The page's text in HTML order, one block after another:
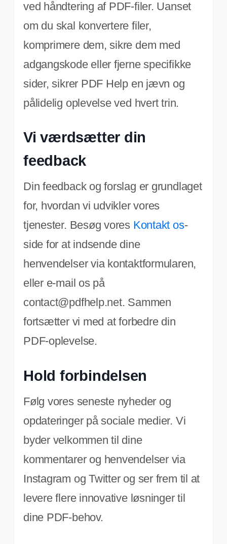
ved håndtering af PDF-filer. Uanset
om du skal konvertere filer,
komprimere dem, sikre dem med
adgangskode eller fjerne specifikke
sider, sikrer PDF Help en jævn og
pålidelig oplevelse ved hvert trin.
Vi værdsætter din
feedback
Din feedback og forslag er grundlaget
for, hvordan vi udvikler vores
tjenester. Besøg vores Kontakt os-
side for at indsende dine
henvendelser via kontaktformularen,
eller e-mail os på
contact@pdfhelp.net. Sammen
fortsætter vi med at forbedre din
PDF-oplevelse.
Hold forbindelsen
Følg vores seneste nyheder og
opdateringer på sociale medier. Vi
byder velkommen til dine
kommentarer og henvendelser via
Instagram og Twitter og ser frem til at
levere flere innovative løsninger til
dine PDF-behov.